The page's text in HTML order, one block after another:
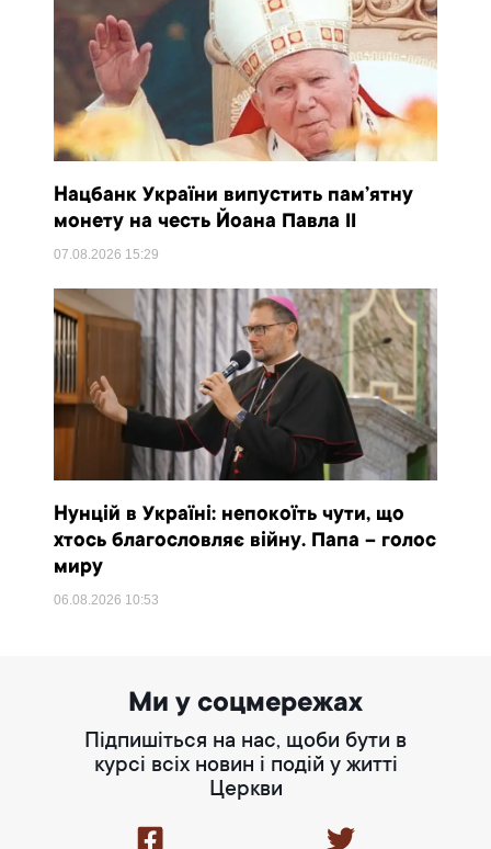
Нацбанк України випустить пам’ятну
монету на честь Йоана Павла II
07.08.2026 15:29
Нунцій в Україні: непокоїть чути, що
хтось благословляє війну. Папа – голос
миру
06.08.2026 10:53
Ми у соцмережах
Підпишіться на нас, щоби бути в
курсі всіх новин і подій у житті
Церкви